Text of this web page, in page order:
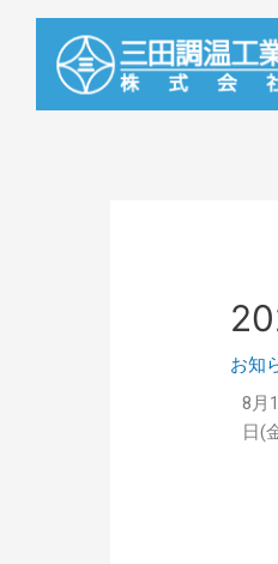
お知
8月
日(